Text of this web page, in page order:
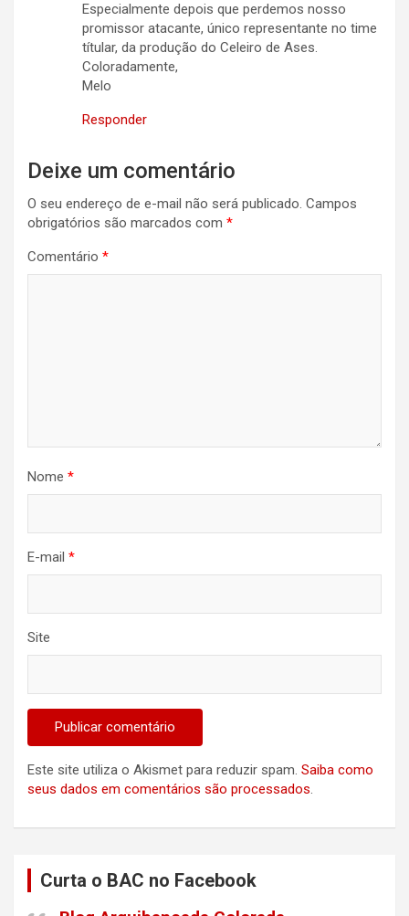
Especialmente depois que perdemos nosso
promissor atacante, único representante no time
títular, da produção do Celeiro de Ases.
Coloradamente,
Melo
Responder
Deixe um comentário
O seu endereço de e-mail não será publicado. Campos
obrigatórios são marcados com *
Comentário *
Nome *
E-mail *
Site
Este site utiliza o Akismet para reduzir spam. Saiba como
seus dados em comentários são processados.
Curta o BAC no Facebook